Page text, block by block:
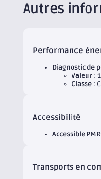
Autres
Performance
Diagnostic de
Valeur :
Classe : C
Accessibilité
Accessible PMR
Transports en